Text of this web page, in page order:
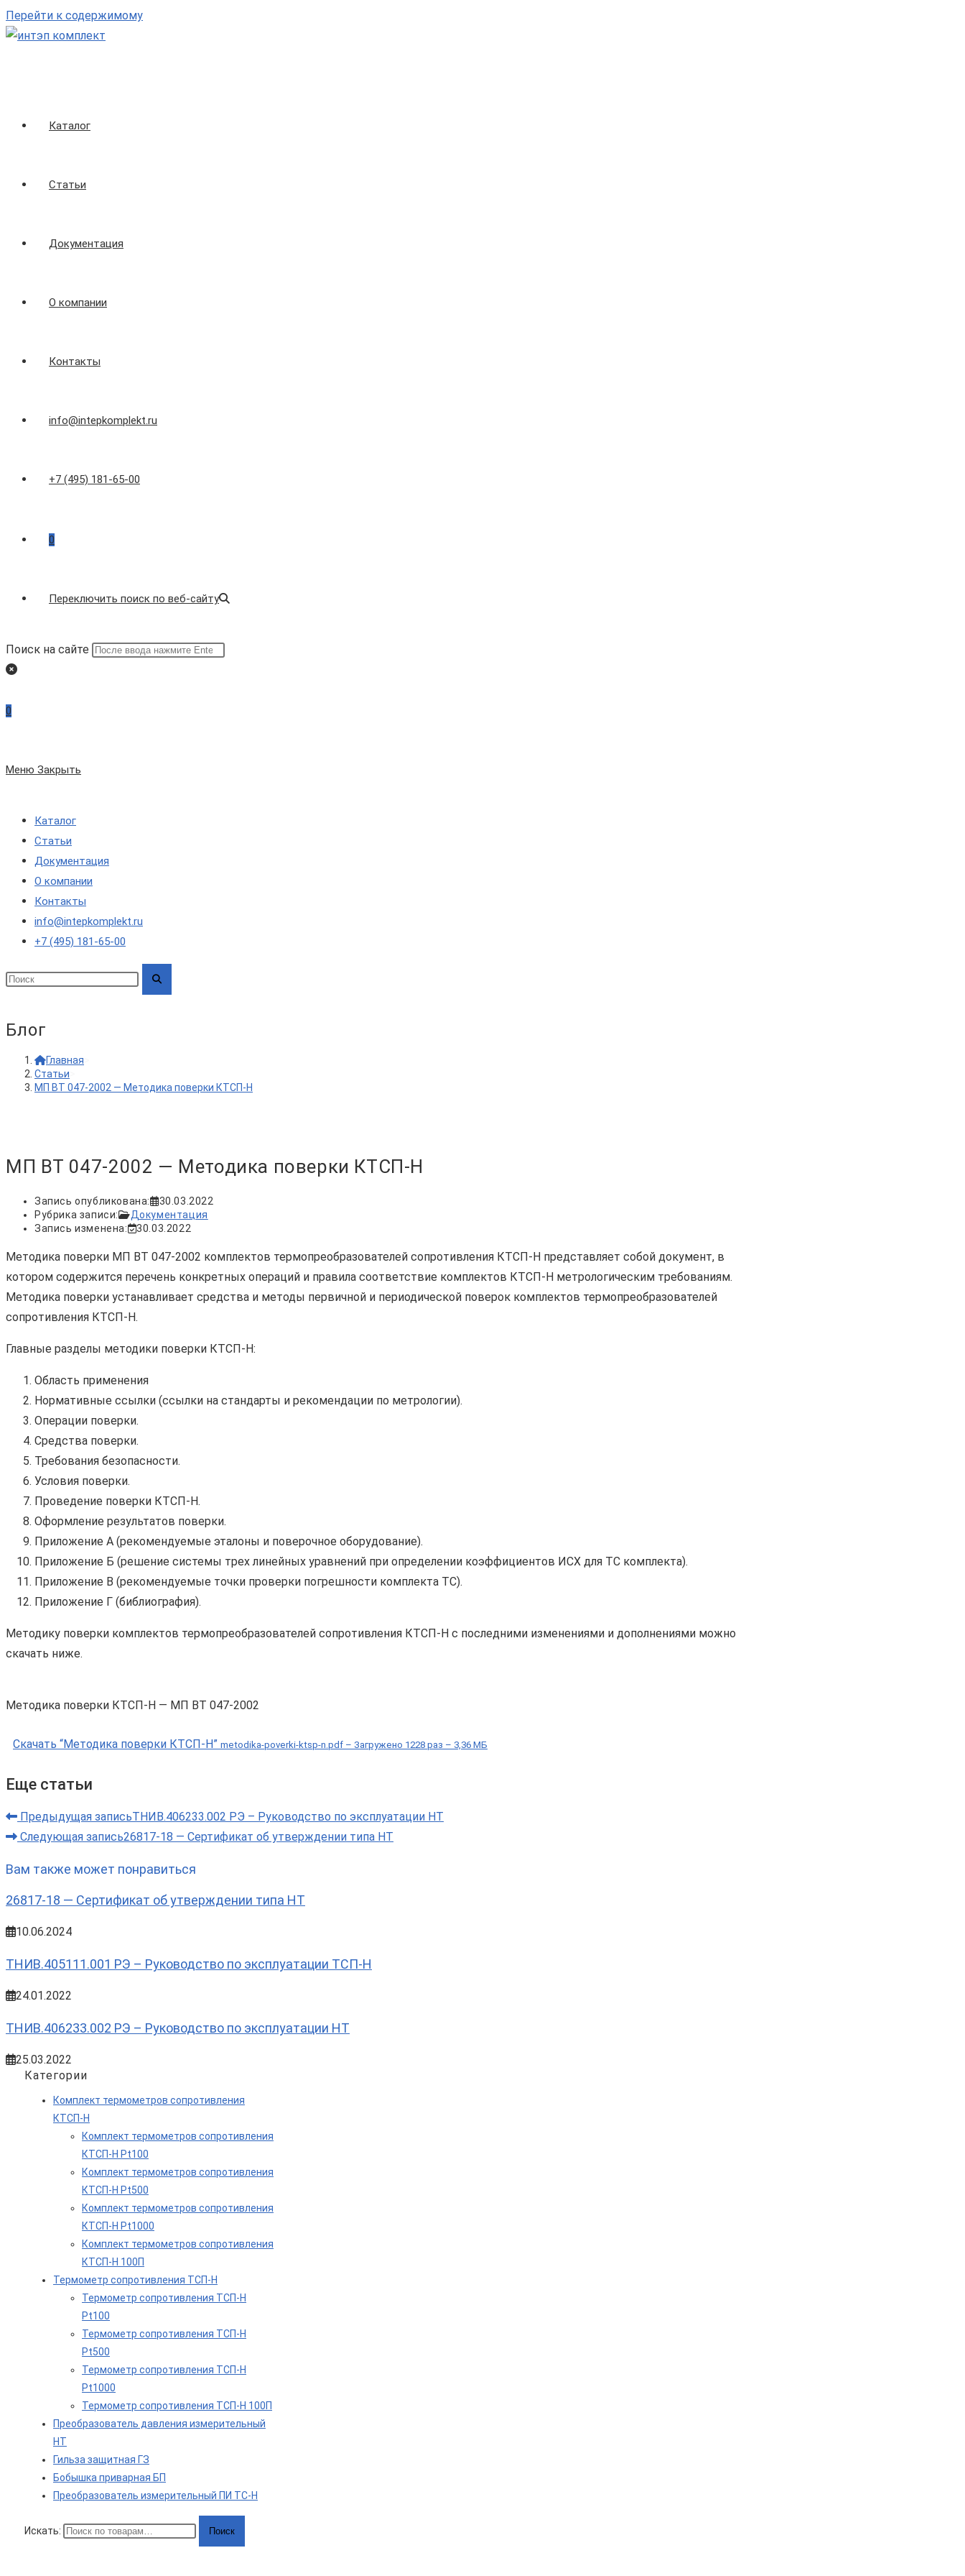
Перейти к содержимому
Каталог
Статьи
Документация
О компании
Контакты
info@intepkomplekt.ru
+7 (495) 181-65-00
0
Переключить поиск по веб-сайту
Поиск на сайте
0
Меню Закрыть
Каталог
Статьи
Документация
О компании
Контакты
info@intepkomplekt.ru
+7 (495) 181-65-00
Блог
Главная
Статьи
МП ВТ 047-2002 — Методика поверки КТСП-Н
МП ВТ 047-2002 — Методика поверки КТСП-Н
Запись опубликована:
30.03.2022
Рубрика записи:
Документация
Запись изменена:
30.03.2022
Методика поверки МП ВТ 047-2002 комплектов термопреобразователей сопротивления КТСП-Н представляет собой документ, в
котором содержится перечень конкретных операций и правила соответствие комплектов КТСП-Н метрологическим требованиям.
Методика поверки устанавливает средства и методы первичной и периодической поверок комплектов термопреобразователей
сопротивления КТСП-Н.
Главные разделы методики поверки КТСП-Н:
Область применения
Нормативные ссылки (ссылки на стандарты и рекомендации по метрологии).
Операции поверки.
Средства поверки.
Требования безопасности.
Условия поверки.
Проведение поверки КТСП-Н.
Оформление результатов поверки.
Приложение А (рекомендуемые эталоны и поверочное оборудование).
Приложение Б (решение системы трех линейных уравнений при определении коэффициентов ИСХ для ТС комплекта).
Приложение В (рекомендуемые точки проверки погрешности комплекта ТС).
Приложение Г (библиография).
Методику поверки комплектов термопреобразователей сопротивления КТСП-Н с последними изменениями и дополнениями можно
скачать ниже.
Методика поверки КТСП-Н — МП ВТ 047-2002
Скачать “Методика поверки КТСП-Н” metodika-poverki-ktsp-n.pdf – Загружено 1228 раз – 3,36 МБ
Еще статьи
Предыдущая записьТНИВ.406233.002 РЭ – Руководство по эксплуатации НТ
Следующая запись26817-18 — Сертификат об утверждении типа НТ
Вам также может понравиться
26817-18 — Сертификат об утверждении типа НТ
10.06.2024
ТНИВ.405111.001 РЭ – Руководство по эксплуатации ТСП-Н
24.01.2022
ТНИВ.406233.002 РЭ – Руководство по эксплуатации НТ
25.03.2022
Категории
Комплект термометров сопротивления
КТСП-Н
Комплект термометров сопротивления
КТСП-Н Pt100
Комплект термометров сопротивления
КТСП-Н Pt500
Комплект термометров сопротивления
КТСП-Н Pt1000
Комплект термометров сопротивления
КТСП-Н 100П
Термометр сопротивления ТСП-Н
Термометр сопротивления ТСП-Н
Pt100
Термометр сопротивления ТСП-Н
Pt500
Термометр сопротивления ТСП-Н
Pt1000
Термометр сопротивления ТСП-Н 100П
Преобразователь давления измерительный
НТ
Гильза защитная ГЗ
Бобышка приварная БП
Преобразователь измерительный ПИ ТС-Н
Искать: Поиск